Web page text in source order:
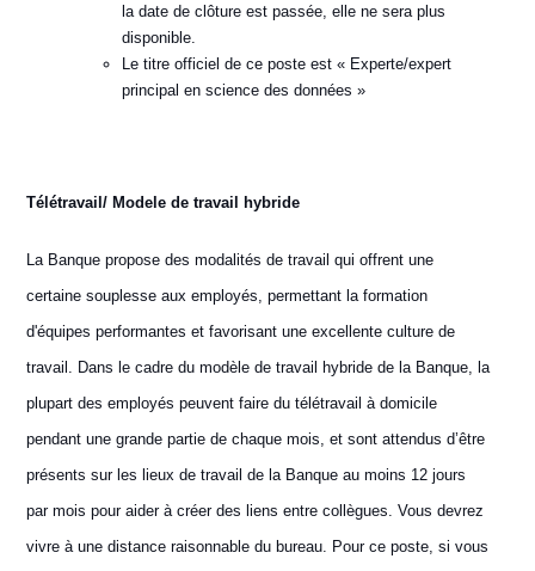
la date de clôture est passée, elle ne sera plus
disponible.
Le titre officiel de ce poste est « Experte/expert
principal en science des données »
Télétravail/ Modele de travail hybride
La Banque propose des modalités de travail qui offrent une
certaine souplesse aux employés, permettant la formation
d'équipes performantes et favorisant une excellente culture de
travail. Dans le cadre du modèle de travail hybride de la Banque, la
plupart des employés peuvent faire du télétravail à domicile
pendant une grande partie de chaque mois, et sont attendus d’être
présents sur les lieux de travail de la Banque au moins 12 jours
par mois pour aider à créer des liens entre collègues. Vous devrez
vivre à une distance raisonnable du bureau. Pour ce poste, si vous